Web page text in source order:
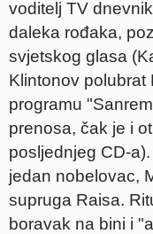
voditelj TV
daleka rođaka,
svjetskog glasa
Klintonov polubrat
programu
prenosa, čak je i
posljednjeg CD-
jedan nobelovac,
supruga Raisa.
boravak na bini i